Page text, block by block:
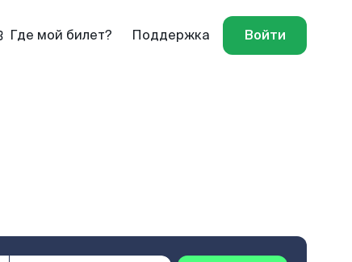
Где мой билет? Поддержка Войти